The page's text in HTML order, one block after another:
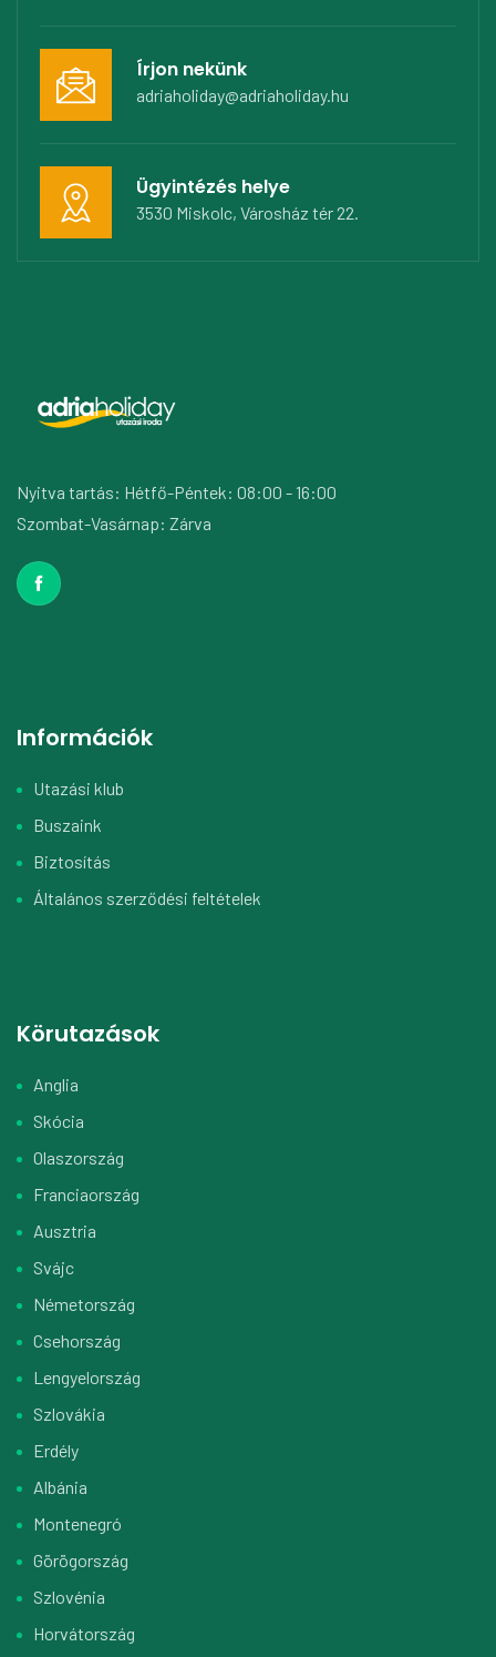
Írjon nekünk
adriaholiday@adriaholiday.hu
Ügyintézés helye
3530 Miskolc, Városház tér 22.
Nyitva tartás: Hétfő-Péntek: 08:00 - 16:00
Szombat-Vasárnap: Zárva
Információk
Utazási klub
Buszaink
Biztosítás
Általános szerződési feltételek
Körutazások
Anglia
Skócia
Olaszország
Franciaország
Ausztria
Svájc
Németország
Csehország
Lengyelország
Szlovákia
Erdély
Albánia
Montenegró
Görögország
Szlovénia
Horvátország